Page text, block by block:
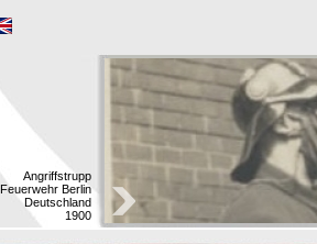
Angriffstrupp
Feuerwehr Berlin
Deutschland
1900